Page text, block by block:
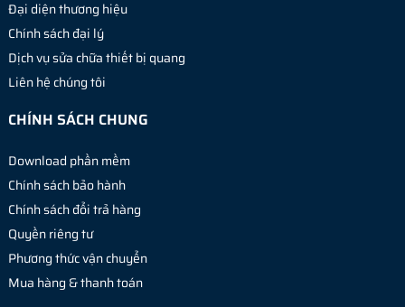
Đại diện thương hiệu
Chính sách đại lý
Dịch vụ sửa chữa thiết bị quang
Liên hệ chúng tôi
CHÍNH SÁCH CHUNG
Download phần mềm
Chính sách bảo hành
Chính sách đổi trả hàng
Quyền riêng tư
Phương thức vận chuyển
Mua hàng & thanh toán